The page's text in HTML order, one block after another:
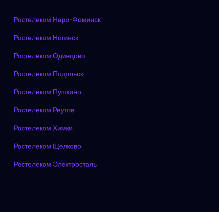
Ростелеком Наро-Фоминск
Ростелеком Ногинск
Ростелеком Одинцово
Ростелеком Подольск
Ростелеком Пушкино
Ростелеком Реутов
Ростелеком Химки
Ростелеком Щелково
Ростелеком Электросталь